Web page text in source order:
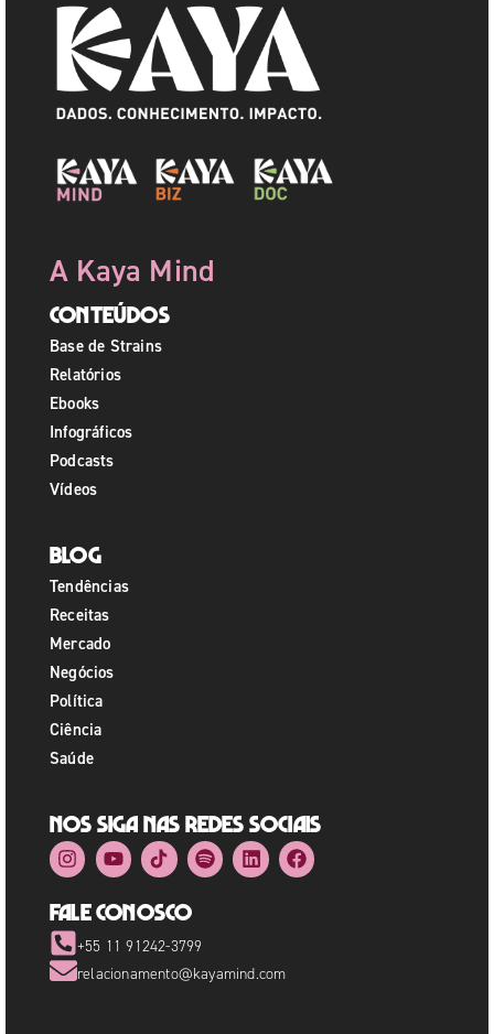
A Kaya Mind
Conteúdos
Base de Strains
Relatórios
Ebooks
Infográficos
Podcasts
Vídeos
Blog
Tendências
Receitas
Mercado
Negócios
Política
Ciência
Saúde
Nos siga nas redes sociais
Fale Conosco
+55 11 91242-3799
relacionamento@kayamind.com